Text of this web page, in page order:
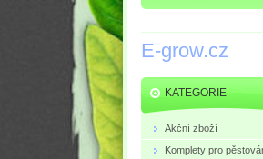
E-grow.cz
KATEGORIE
Akční zboží
Komplety pro